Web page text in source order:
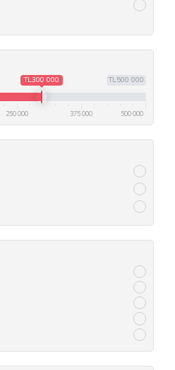
TL500 000
TL300 000
250 000 375 000 500 000